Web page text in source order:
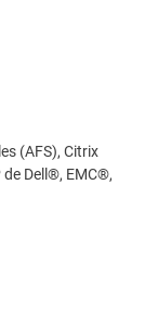
(AFS), Citrix
Dell®, EMC®,